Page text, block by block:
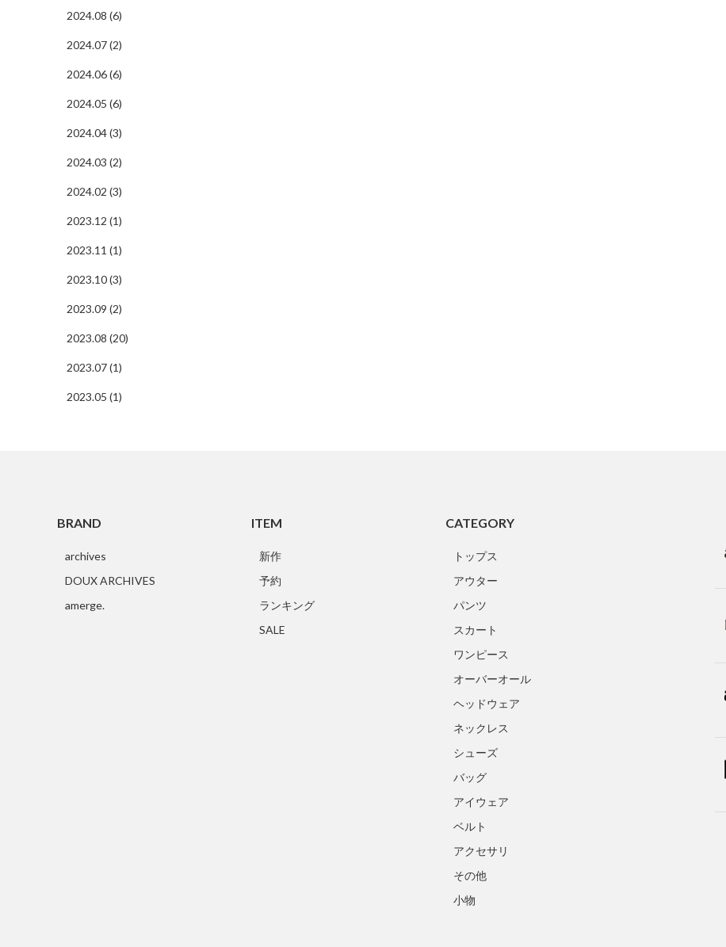
2024.08 (6)
2024.07 (2)
2024.06 (6)
2024.05 (6)
2024.04 (3)
2024.03 (2)
2024.02 (3)
2023.12 (1)
2023.11 (1)
2023.10 (3)
2023.09 (2)
2023.08 (20)
2023.07 (1)
2023.05 (1)
BRAND
archives
DOUX ARCHIVES
amerge.
ITEM
新作
予約
ランキング
SALE
CATEGORY
トップス
アウター
パンツ
スカート
ワンピース
オーバーオール
ヘッドウェア
ネックレス
シューズ
バッグ
アイウェア
ベルト
アクセサリ
その他
小物